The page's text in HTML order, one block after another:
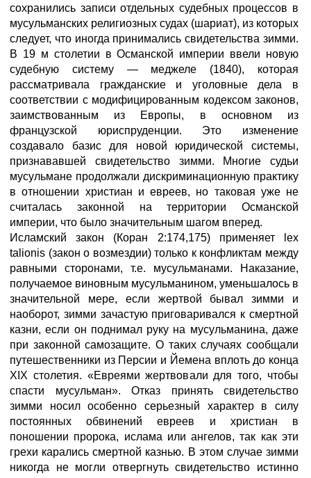
сохранились записи отдельных судебных процессов в
мусульманских религиозных судах (шариат), из которых
следует, что иногда принимались свидетельства зимми.
В 19 м столетии в Османской империи ввели новую
судебную систему — меджеле (1840), которая
рассматривала гражданские и уголовные дела в
соответствии с модифицированным кодексом законов,
заимствованным из Европы, в основном из
французской юриспруденции. Это изменение
создавало базис для новой юридической системы,
признававшей свидетельство зимми. Многие судьи
мусульмане продолжали дискриминационную практику
в отношении христиан и евреев, но таковая уже не
считалась законной на территории Османской
империи, что было значительным шагом вперед.
Исламский закон (Коран 2:174,175) применяет lex
talionis (закон о возмездии) только к конфликтам между
равными сторонами, т.е. мусульманами. Наказание,
получаемое виновным мусульманином, уменьшалось в
значительной мере, если жертвой бывал зимми и
наоборот, зимми зачастую приговаривался к смертной
казни, если он поднимал руку на мусульманина, даже
при законной самозащите. О таких случаях сообщали
путешественники из Персии и Йемена вплоть до конца
XIX столетия. «Евреями жертвовали для того, чтобы
спасти мусульман». Отказ принять свидетельство
зимми носил особенно серьезный характер в силу
постоянных обвинений евреев и христиан в
поношении пророка, ислама или ангелов, так как эти
грехи карались смертной казнью. В этом случае зимми
никогда не могли отвергнуть свидетельство истинно